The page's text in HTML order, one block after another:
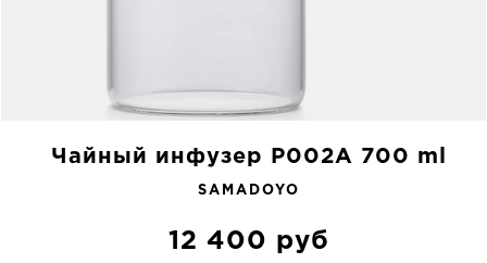
Чайный инфузер P002A 700 ml
SAMADOYO
12 400 руб